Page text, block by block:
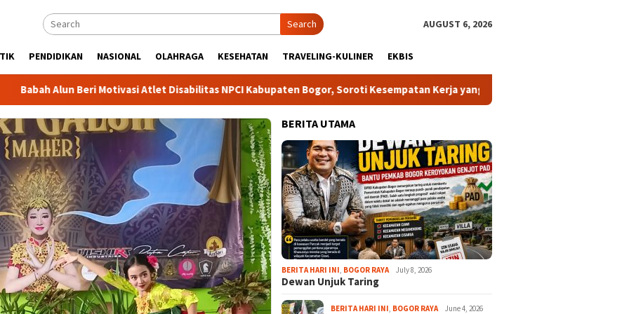
Search AUGUST 6, 2026
PENDIDIKAN NASIONAL OLAHRAGA KESEHATAN TRAVELING-KULINER EKBIS
Alun Beri Motivasi Atlet Disabilitas NPCI Kabupaten Bogor, Soroti Kesempatan Kerja yang Setara
BERITA UTAMA
BERITA HARI INI BOGOR RAYA July 8, 2026
Dewan Unjuk Taring
BERITA HARI INI BOGOR RAYA June 4, 2026